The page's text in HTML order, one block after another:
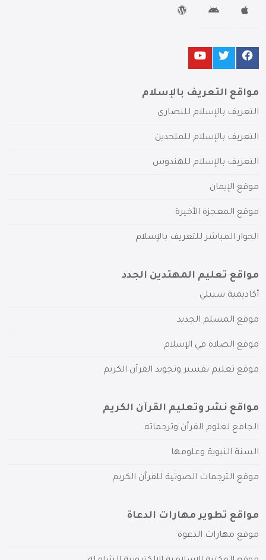
مواقع التعريف بالإسلام
التعريف بالإسلام للنصارى
التعريف بالإسلام للملحدين
التعريف بالإسلام للهندوس
موقع الإيمان
موقع المعجزة الأخيرة
الحوار المباشر للتعريف بالإسلام
مواقع تعليم المهتدين الجدد
أكاديمية سبيلي
موقع المسلم الجديد
موقع الصلاة في الإسلام
موقع تعليم تفسير وتجويد القرآن الكريم
مواقع نشر وتعليم القرآن الكريم
الجامع لعلوم القرآن وترجماته
السنة النبوية وعلومها
موقع الترجمات الصوتية للقرآن الكريم
مواقع تطوير مهارات الدعاة
موقع مهارات الدعوة